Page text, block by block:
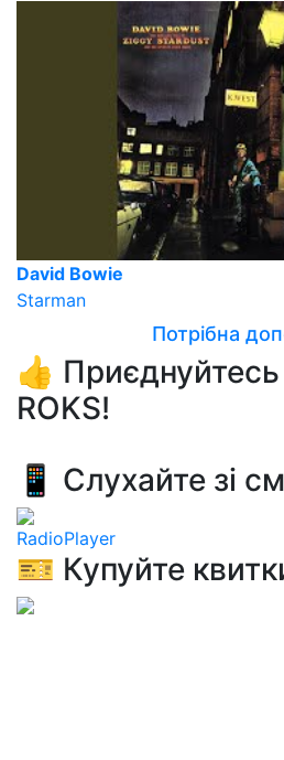
David Bowie
Starman
Потрібна
👍
ROKS!
📱 Слухайте зі
RadioPlayer
🎫 Купуйте